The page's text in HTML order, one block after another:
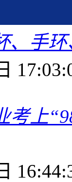
、手
考上